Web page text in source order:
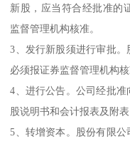
新股，应当符合经批准的
监督管理机构核准。
3、发行新股须进行审批
必须报证券监督管理机构核
4、进行公告。公司经批
股说明书和会计报表及附表
5、转增资本。股份有限